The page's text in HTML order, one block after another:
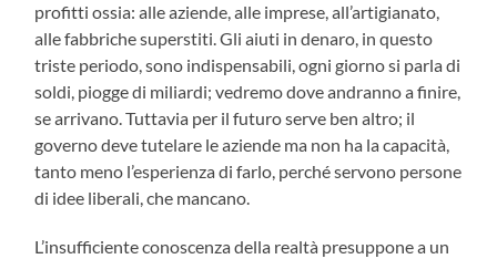
profitti ossia: alle aziende, alle imprese, all’artigianato,
alle fabbriche superstiti. Gli aiuti in denaro, in questo
triste periodo, sono indispensabili, ogni giorno si parla di
soldi, piogge di miliardi; vedremo dove andranno a finire,
se arrivano. Tuttavia per il futuro serve ben altro; il
governo deve tutelare le aziende ma non ha la capacità,
tanto meno l’esperienza di farlo, perché servono persone
di idee liberali, che mancano.
L’insufficiente conoscenza della realtà presuppone a un